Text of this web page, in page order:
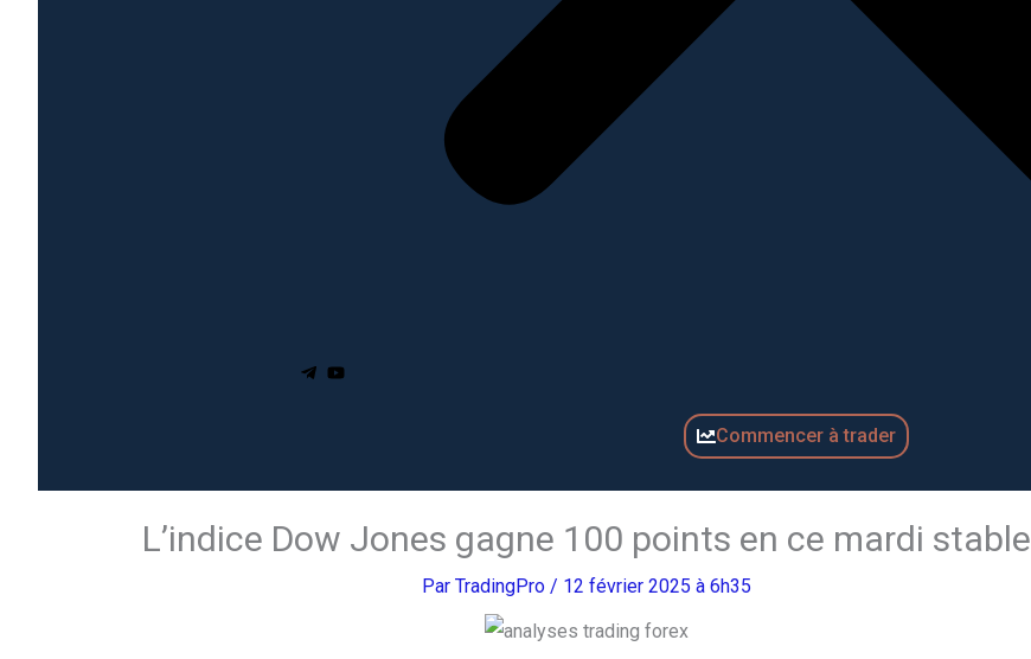
Commencer à trader
L’indice Dow Jones gagne 100 points en ce mardi stable
ParTradingPro/ 12 février 2025 à 6h35